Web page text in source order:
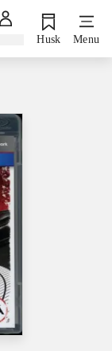
Husk Menu